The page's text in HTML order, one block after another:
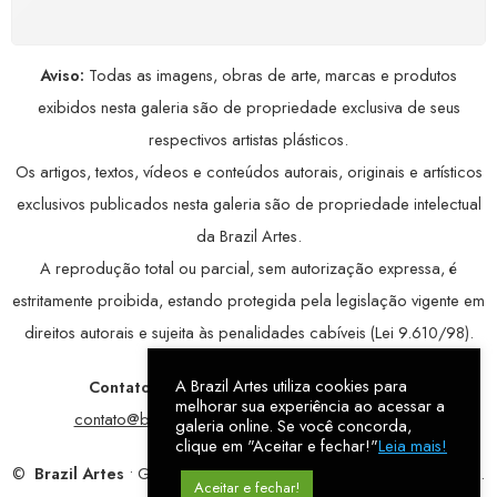
Aviso: Todas as imagens, obras de arte, marcas e produtos
exibidos nesta galeria são de propriedade exclusiva de seus
respectivos artistas plásticos.
Os artigos, textos, vídeos e conteúdos autorais, originais e artísticos
exclusivos publicados nesta galeria são de propriedade intelectual
da Brazil Artes.
A reprodução total ou parcial, sem autorização expressa, é
estritamente proibida, estando protegida pela legislação vigente em
direitos autorais e sujeita às penalidades cabíveis (Lei 9.610/98).
Contatos: WhatsApp:79 9998-1221/ E-mail:
contato@brazilartes.com/ Instagram:@brazilartes
© Brazil Artes • Galeria Online.9 anosde história (2017 – 2026).
A Brazil Artes utiliza cookies para
melhorar sua experiência ao acessar a
galeria online. Se você concorda,
clique em "Aceitar e fechar!"Leia mais!
Aceitar e fechar!